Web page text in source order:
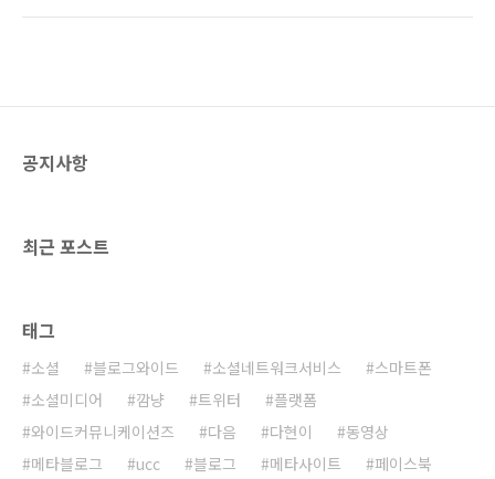
문제가 없어 보인다. 태풍이 서울을 관통하기는
하철을 타게 되어도, 이젠 찜통더위!!! 왜케 2호
재 가장 많은..
공지사항
최근 포스트
태그
소셜 블로그와이드 소셜네트워크서비스
스마트폰
소셜미디어
깜냥 트위터
플랫폼
와이드커뮤니케이션즈
다음 다현이
동영상
메타블로그
ucc 블로그 메타사이트
페이스북